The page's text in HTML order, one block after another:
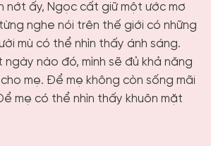
nớt ấy, Ngọc cất giữ một ước mơ
nghe nói trên thế giới có những
mù có thể nhìn thấy ánh sáng.
ngày nào đó, mình sẽ đủ khả năng
mẹ. Để mẹ không còn sống mãi
mẹ có thể nhìn thấy khuôn mặt